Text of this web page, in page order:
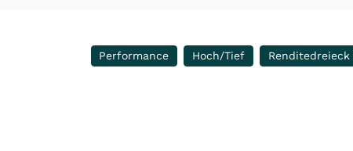
Performance Hoch/Tief Renditedreieck